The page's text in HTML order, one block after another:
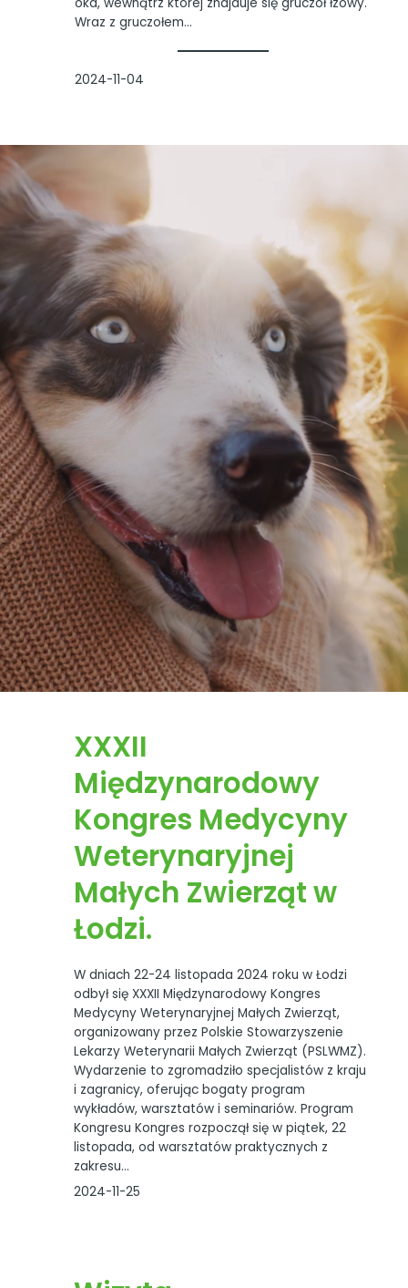
Wraz z gruczołem…
2024-11-04
XXXII
Międzynarodowy
Kongres Medycyny
Weterynaryjnej
Małych Zwierząt w
Łodzi.
W dniach 22-24 listopada 2024 roku w Łodzi
odbył się XXXII Międzynarodowy Kongres
Medycyny Weterynaryjnej Małych Zwierząt,
organizowany przez Polskie Stowarzyszenie
Lekarzy Weterynarii Małych Zwierząt (PSLWMZ).
Wydarzenie to zgromadziło specjalistów z kraju
i zagranicy, oferując bogaty program
wykładów, warsztatów i seminariów. Program
Kongresu Kongres rozpoczął się w piątek, 22
listopada, od warsztatów praktycznych z
zakresu…
2024-11-25